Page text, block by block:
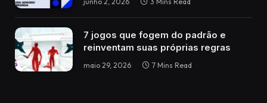
7 jogos que fogem do padrão e
reinventam suas próprias regras
maio 29, 2026 7 Mins Read